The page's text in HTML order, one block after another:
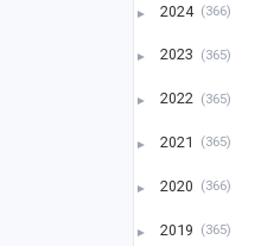
► 2024 (366)
► 2023 (365)
► 2022 (365)
► 2021 (365)
► 2020 (366)
► 2019 (365)